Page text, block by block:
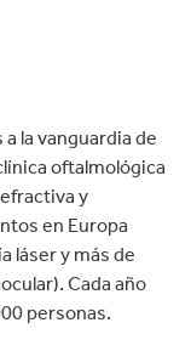
a la vanguardia de
oftalmológica
y
en Europa
láser y más de
Cada año
personas.